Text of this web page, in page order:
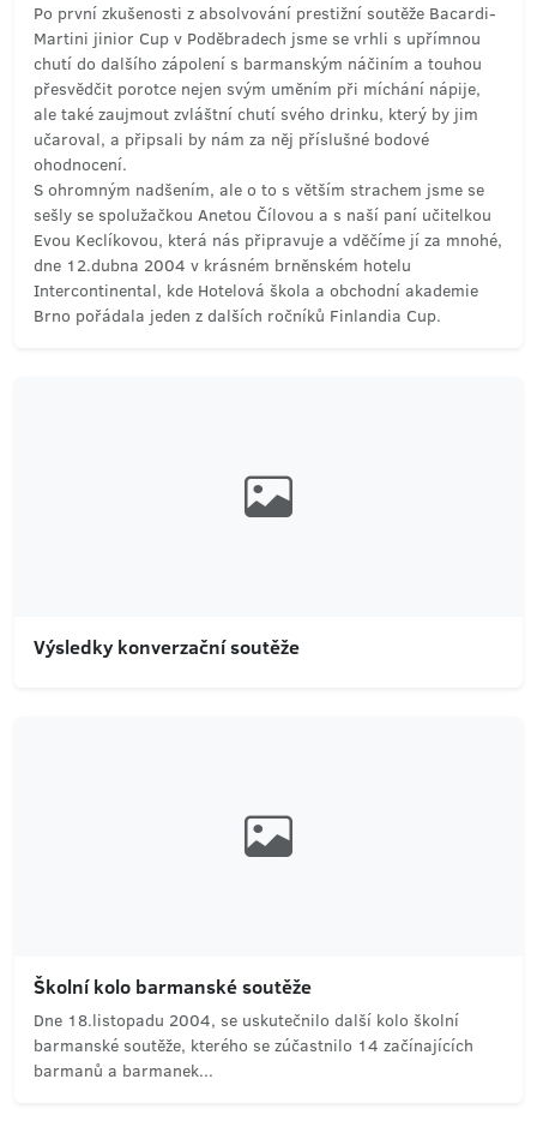
Po první zkušenosti z absolvování prestižní soutěže Bacardi-
Martini jinior Cup v Poděbradech jsme se vrhli s upřímnou
chutí do dalšího zápolení s barmanským náčiním a touhou
přesvědčit porotce nejen svým uměním při míchání nápije,
ale také zaujmout zvláštní chutí svého drinku, který by jim
učaroval, a připsali by nám za něj příslušné bodové
ohodnocení.
S ohromným nadšením, ale o to s větším strachem jsme se
sešly se spolužačkou Anetou Čílovou a s naší paní učitelkou
Evou Keclíkovou, která nás připravuje a vděčíme jí za mnohé,
dne 12.dubna 2004 v krásném brněnském hotelu
Intercontinental, kde Hotelová škola a obchodní akademie
Brno pořádala jeden z dalších ročníků Finlandia Cup.
Výsledky konverzační soutěže
Školní kolo barmanské soutěže
Dne 18.listopadu 2004, se uskutečnilo další kolo školní
barmanské soutěže, kterého se zúčastnilo 14 začínajících
barmanů a barmanek...